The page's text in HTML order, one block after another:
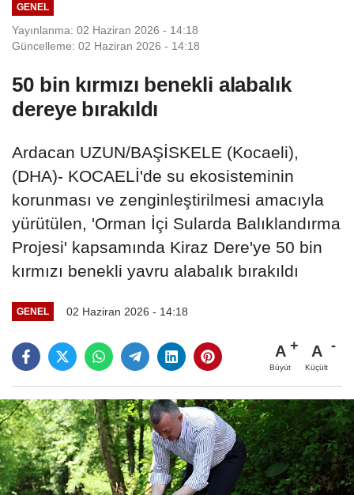
GENEL
Yayınlanma: 02 Haziran 2026 - 14:18
Güncelleme: 02 Haziran 2026 - 14:18
50 bin kırmızı benekli alabalık
dereye bırakıldı
Ardacan UZUN/BAŞİSKELE (Kocaeli),
(DHA)- KOCAELİ'de su ekosisteminin
korunması ve zenginleştirilmesi amacıyla
yürütülen, 'Orman İçi Sularda Balıklandırma
Projesi' kapsamında Kiraz Dere'ye 50 bin
kırmızı benekli yavru alabalık bırakıldı
GENEL 02 Haziran 2026 - 14:18
A
Büyüt
A
Küçült